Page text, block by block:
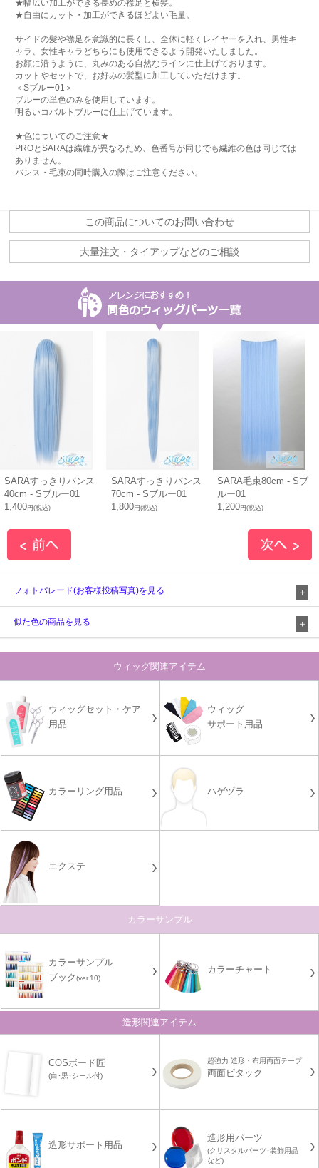
★幅広い加工ができる長めの襟足と横髪。
★自由にカット・加工ができるほどよい毛量。
サイドの髪や襟足を意識的に長くし、全体に軽くレイヤーを入れ、男性キ
ャラ、女性キャラどちらにも使用できるよう開発いたしました。
お顔に沿うように、丸みのある自然なラインに仕上げております。
カットやセットで、お好みの髪型に加工していただけます。
＜Sブルー01＞
ブルーの単色のみを使用しています。
明るいコバルトブルーに仕上げています。
★色についてのご注意★
PROとSARAは繊維が異なるため、色番号が同じでも繊維の色は同じでは
ありません。
バンス・毛束の同時購入の際はご注意ください。
この商品についてのお問い合わせ
大量注文・タイアップなどのご相談
SARAすっきりバンス
40cm - Sブルー01
1,400円(税込)
SARAすっきりバンス
70cm - Sブルー01
1,800円(税込)
SARA毛束80cm - Sブ
ルー01
1,200円(税込)
フォトパレード(お客様投稿写真)を見る
似た色の商品を見る
ウィッグ関連アイテム
ウィッグセット・ケア
用品
ウィッグ
サポート用品
カラーリング用品 ハゲヅラ
エクステ
カラーサンプル
カラーサンプル
ブック(ver.10)
カラーチャート
造形関連アイテム
COSボード匠
(白･黒･シール付)
超強力 造形・布用両面テープ
両面ピタック
造形サポート用品
造形用パーツ
(クリスタルパーツ･装飾用品
など)